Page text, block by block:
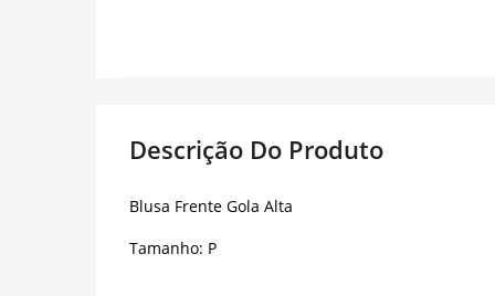
Descrição Do Produto
Blusa Frente Gola Alta
Tamanho: P